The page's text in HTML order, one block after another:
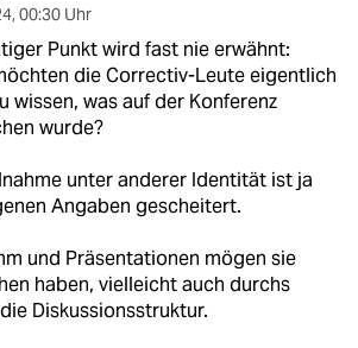
, 00:30 Uhr
Punkt wird fast nie erwähnt:
die Correctiv-Leute eigentlich
wissen, was auf der Konferenz
wurde?
unter anderer Identität ist ja
Angaben gescheitert.
und Präsentationen mögen sie
haben, vielleicht auch durchs
Diskussionsstruktur.